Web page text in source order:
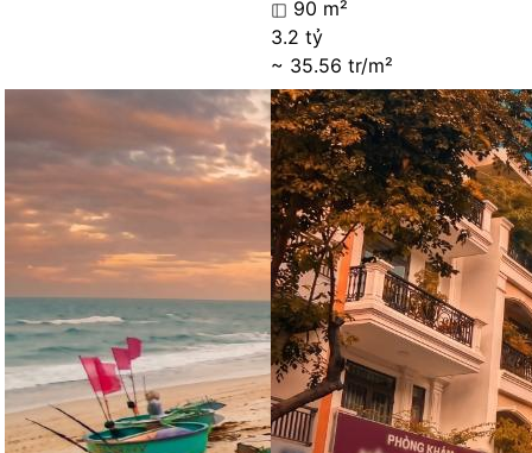
90 m²
3.2 tỷ
~ 35.56 tr/m²